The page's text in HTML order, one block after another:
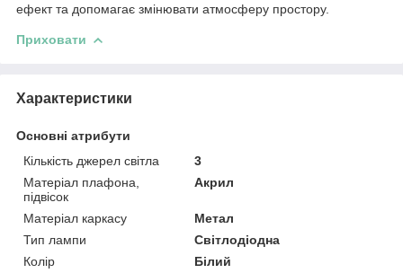
ефект та допомагає змінювати атмосферу простору.
Приховати
Характеристики
Основні атрибути
Кількість джерел світла
3
Матеріал плафона,
підвісок
Акрил
Матеріал каркасу
Метал
Тип лампи
Світлодіодна
Колір
Білий